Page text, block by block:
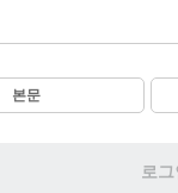
본문
로그